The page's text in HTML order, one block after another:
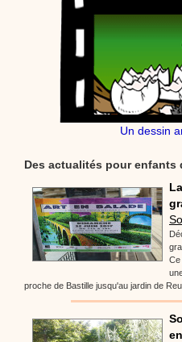
Un dessin
Des actualités pour enfants
Ce
proche de Bastille jusqu'au jardin de